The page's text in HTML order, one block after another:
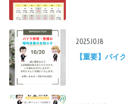
2025.10.18
【重要】バイ